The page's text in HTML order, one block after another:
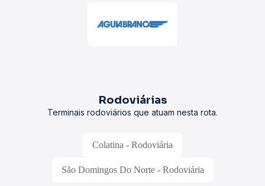
Rodoviárias
Terminais rodoviários que atuam nesta rota.
Colatina - Rodoviária
São Domingos Do Norte - Rodoviária